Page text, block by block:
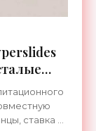
ставка в